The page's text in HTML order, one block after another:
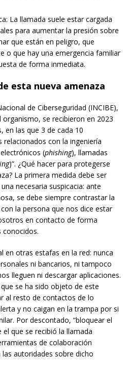
La llamada suele estar cargada
para aumentar la presión sobre
que están en peligro, que
o que hay una emergencia familiar
de forma inmediata.
esta nueva amenaza
de Ciberseguridad (INCIBE),
organismo, se recibieron en 2023
en las que 3 de cada 10
con la ingeniería
(phishing), llamadas
)”. ¿Qué hacer para protegerse
La primera medida debe ser
necesaria suspicacia: ante
se debe siempre contrastar la
la persona que nos dice estar
en contacto de forma
conocidos.
en otras estafas en la red: nunca
ni bancarios, ni tampoco
lleguen ni descargar aplicaciones.
se ha sido objeto de este
al resto de contactos de lo
y no caigan en la trampa por si
Por descontado, “bloquear el
que se recibió la llamada
de colaboración
autoridades sobre dicho